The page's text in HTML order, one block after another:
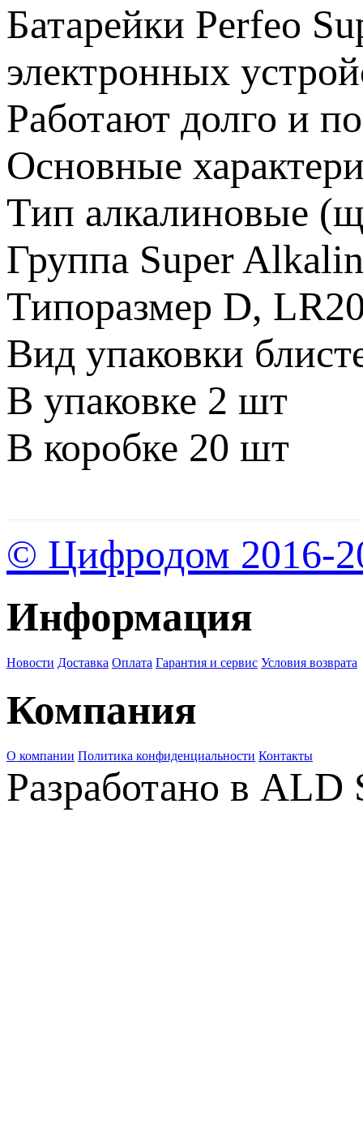
Батарейки Perfeo
электронных
Работают долго и
Основные
Тип алкалиновые
Группа Super
Типоразмер D,
Вид упаковки
В упаковке 2 шт
В коробке 20 шт
© Цифродом 2016-
Информация
Новости Доставка Оплата Гарантия и сервис Условия возврата
Компания
О компании Политика конфиденциальности Контакты
Разработано в ALD